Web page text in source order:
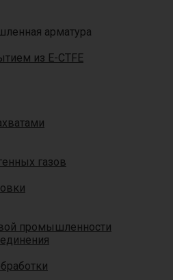
арматура
из E-CTFE
газов
промышленности